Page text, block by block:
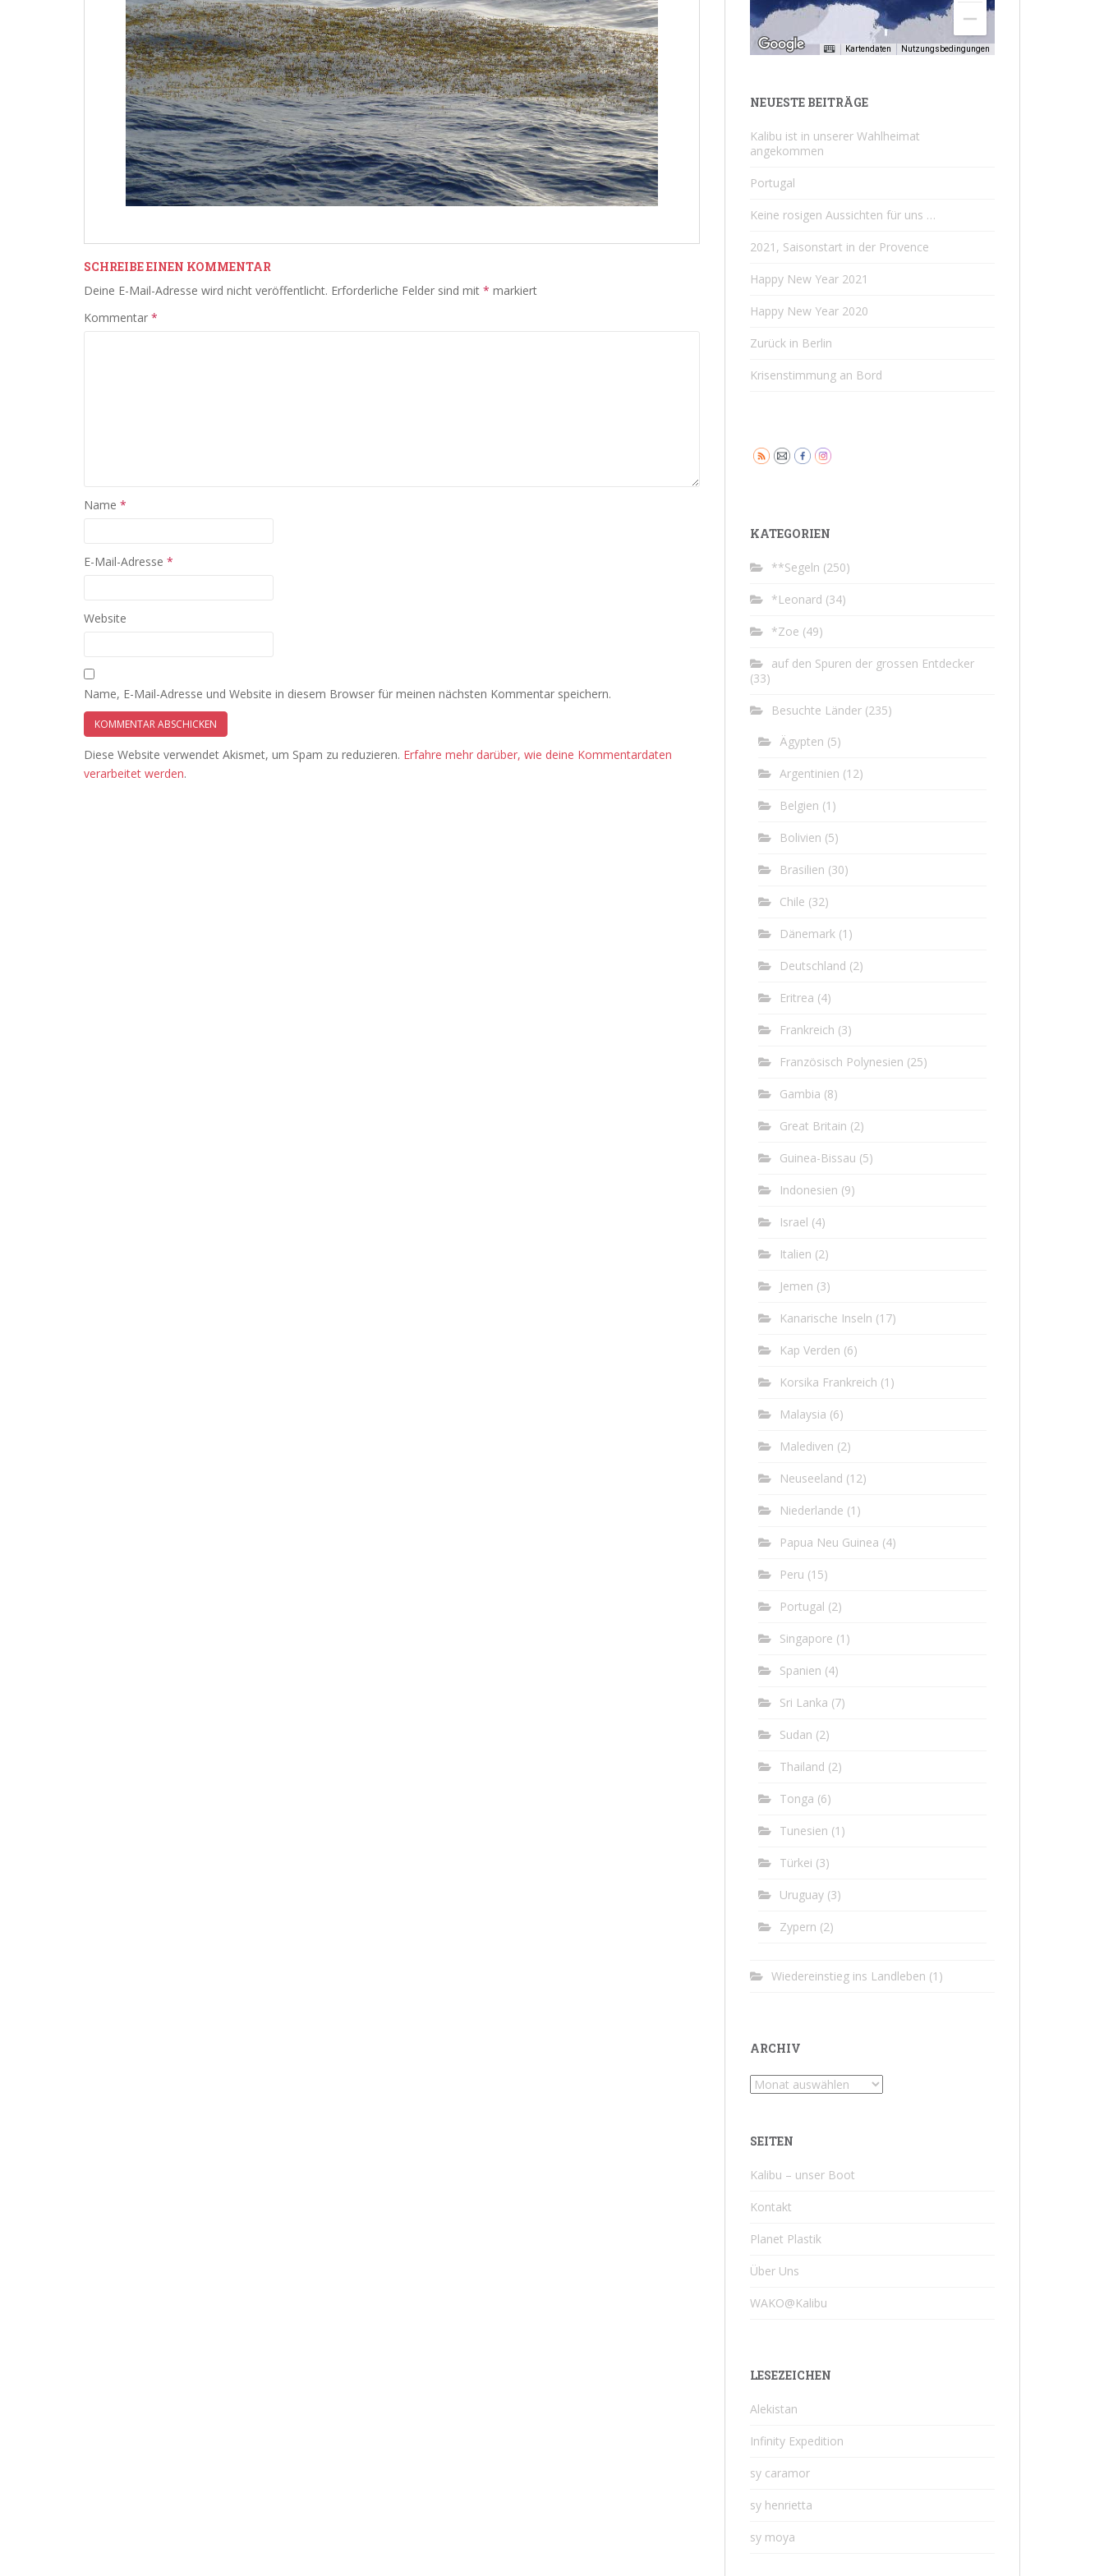
SCHREIBE EINEN KOMMENTAR
Deine E-Mail-Adresse wird nicht veröffentlicht. Erforderliche Felder sind mit * markiert
Kommentar *
Name *
E-Mail-Adresse *
Website
Name, E-Mail-Adresse und Website in diesem Browser für meinen nächsten Kommentar speichern.
Diese Website verwendet Akismet, um Spam zu reduzieren. Erfahre mehr darüber, wie deine Kommentardaten
verarbeitet werden.
Kartendaten Nutzungsbedingungen
NEUESTE BEITRÄGE
Kalibu ist in unserer Wahlheimat
angekommen
Portugal
Keine rosigen Aussichten für uns …
2021, Saisonstart in der Provence
Happy New Year 2021
Happy New Year 2020
Zurück in Berlin
Krisenstimmung an Bord
KATEGORIEN
**Segeln (250)
*Leonard (34)
*Zoe (49)
auf den Spuren der grossen Entdecker
(33)
Besuchte Länder (235)
Ägypten (5)
Argentinien (12)
Belgien (1)
Bolivien (5)
Brasilien (30)
Chile (32)
Dänemark (1)
Deutschland (2)
Eritrea (4)
Frankreich (3)
Französisch Polynesien (25)
Gambia (8)
Great Britain (2)
Guinea-Bissau (5)
Indonesien (9)
Israel (4)
Italien (2)
Jemen (3)
Kanarische Inseln (17)
Kap Verden (6)
Korsika Frankreich (1)
Malaysia (6)
Malediven (2)
Neuseeland (12)
Niederlande (1)
Papua Neu Guinea (4)
Peru (15)
Portugal (2)
Singapore (1)
Spanien (4)
Sri Lanka (7)
Sudan (2)
Thailand (2)
Tonga (6)
Tunesien (1)
Türkei (3)
Uruguay (3)
Zypern (2)
Wiedereinstieg ins Landleben (1)
ARCHIV
Archiv
SEITEN
Kalibu – unser Boot
Kontakt
Planet Plastik
Über Uns
WAKO@Kalibu
LESEZEICHEN
Alekistan
Infinity Expedition
sy caramor
sy henrietta
sy moya